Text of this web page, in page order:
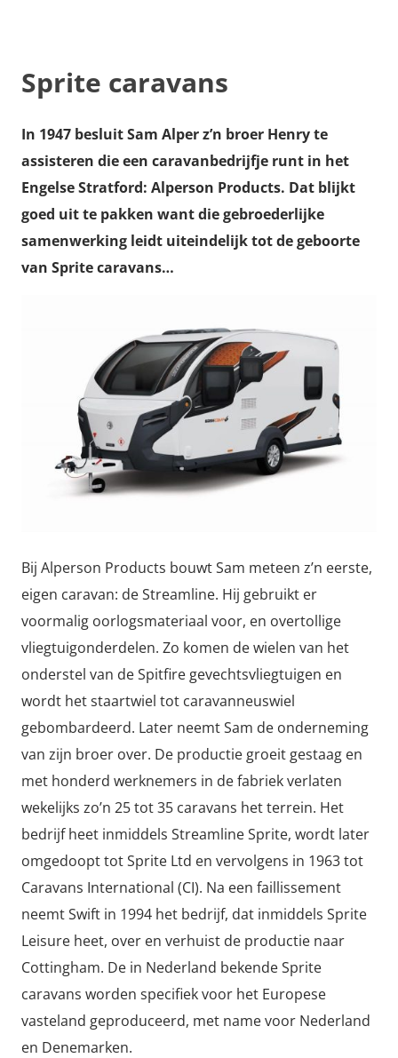
Sprite caravans
In 1947 besluit Sam Alper z’n broer Henry te
assisteren die een caravanbedrijfje runt in het
Engelse Stratford: Alperson Products. Dat blijkt
goed uit te pakken want die gebroederlijke
samenwerking leidt uiteindelijk tot de geboorte
van Sprite caravans…
Bij Alperson Products bouwt Sam meteen z’n eerste,
eigen caravan: de Streamline. Hij gebruikt er
voormalig oorlogsmateriaal voor, en overtollige
vliegtuigonderdelen. Zo komen de wielen van het
onderstel van de Spitfire gevechtsvliegtuigen en
wordt het staartwiel tot caravanneuswiel
gebombardeerd. Later neemt Sam de onderneming
van zijn broer over. De productie groeit gestaag en
met honderd werknemers in de fabriek verlaten
wekelijks zo’n 25 tot 35 caravans het terrein. Het
bedrijf heet inmiddels Streamline Sprite, wordt later
omgedoopt tot Sprite Ltd en vervolgens in 1963 tot
Caravans International (CI). Na een faillissement
neemt Swift in 1994 het bedrijf, dat inmiddels Sprite
Leisure heet, over en verhuist de productie naar
Cottingham. De in Nederland bekende Sprite
caravans worden specifiek voor het Europese
vasteland geproduceerd, met name voor Nederland
en Denemarken.